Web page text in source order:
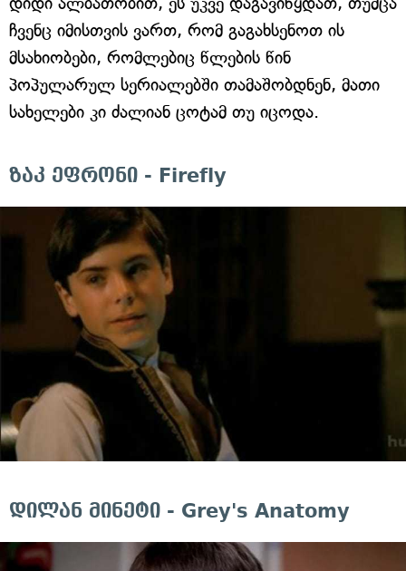
ჩვენც იმისთვის ვართ, რომ გაგახსენოთ ის
მსახიობები, რომლებიც წლების წინ
პოპულარულ სერიალებში თამაშობდნენ, მათი
სახელები კი ძალიან ცოტამ თუ იცოდა.
ზაკ ეფრონი - Firefly
დილან მინეტი - Grey's Anatomy